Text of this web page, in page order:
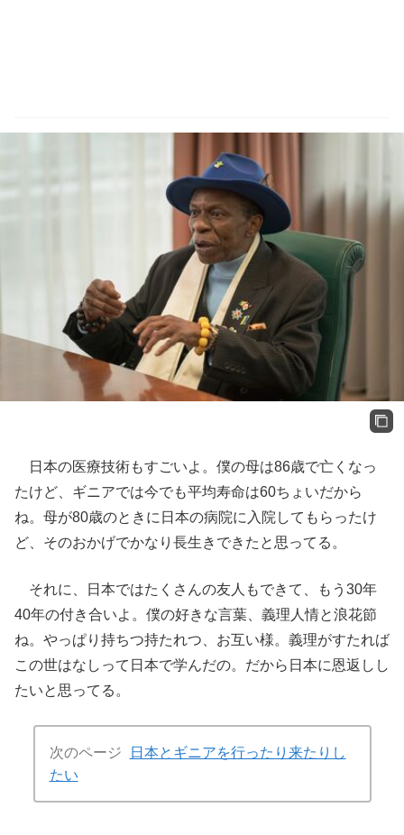
日本の医療技術もすごいよ。僕の母は86歳で亡くなっ
たけど、ギニアでは今でも平均寿命は60ちょいだから
ね。母が80歳のときに日本の病院に入院してもらったけ
ど、そのおかげでかなり長生きできたと思ってる。
それに、日本ではたくさんの友人もできて、もう30年
40年の付き合いよ。僕の好きな言葉、義理人情と浪花節
ね。やっぱり持ちつ持たれつ、お互い様。義理がすたれば
この世はなしって日本で学んだの。だから日本に恩返しし
たいと思ってる。
次のページ
日本とギニアを行ったり来たりし
たい